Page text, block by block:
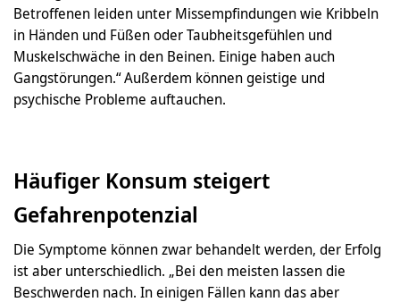
Betroffenen leiden unter Missempfindungen wie Kribbeln
in Händen und Füßen oder Taubheitsgefühlen und
Muskelschwäche in den Beinen. Einige haben auch
Gangstörungen.“ Außerdem können geistige und
psychische Probleme auftauchen.
Häufiger Konsum steigert
Gefahrenpotenzial
Die Symptome können zwar behandelt werden, der Erfolg
ist aber unterschiedlich. „Bei den meisten lassen die
Beschwerden nach. In einigen Fällen kann das aber